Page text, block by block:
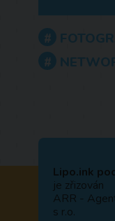
Lipo.ink
je zřizován
ARR -
s r.o.